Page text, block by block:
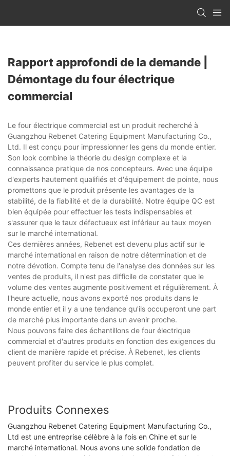
Rapport approfondi de la demande |
Démontage du four électrique
commercial
Le four électrique commercial est un produit recherché à
Guangzhou Rebenet Catering Equipment Manufacturing Co.,
Ltd. Il est conçu pour impressionner les gens du monde entier.
Son look combine la théorie du design complexe et la
connaissance pratique de nos concepteurs. Avec une équipe
d'experts hautement qualifiés et d'équipement de pointe, nous
promettons que le produit présente les avantages de la
stabilité, de la fiabilité et de la durabilité. Notre équipe QC est
bien équipée pour effectuer les tests indispensables et
s'assurer que le taux défectueux est inférieur au taux moyen
sur le marché international.
Ces dernières années, Rebenet est devenu plus actif sur le
marché international en raison de notre détermination et de
notre dévotion. Compte tenu de l'analyse des données sur les
ventes de produits, il n'est pas difficile de constater que le
volume des ventes augmente positivement et régulièrement. À
l'heure actuelle, nous avons exporté nos produits dans le
monde entier et il y a une tendance qu'ils occuperont une part
de marché plus importante dans un avenir proche.
Nous pouvons faire des échantillons de four électrique
commercial et d'autres produits en fonction des exigences du
client de manière rapide et précise. À Rebenet, les clients
peuvent profiter du service le plus complet.
Produits Connexes
Guangzhou Rebenet Catering Equipment Manufacturing Co.,
Ltd est une entreprise célèbre à la fois en Chine et sur le
marché international. Nous avons une solide fondation de